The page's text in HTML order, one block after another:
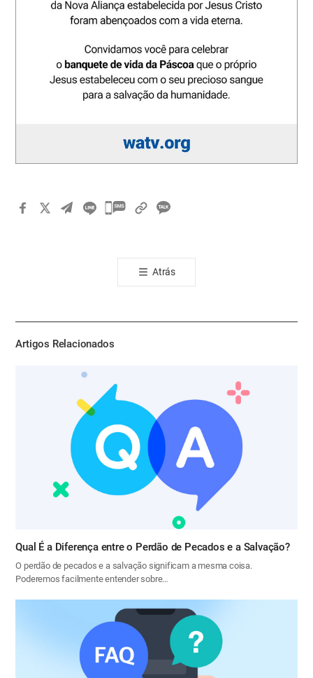
카
톡
공
기
Atrás
Artigos Relacionados
Qual É a Diferença entre o Perdão de Pecados e a Salvação?
O perdão de pecados e a salvação significam a mesma coisa.
Poderemos facilmente entender sobre…